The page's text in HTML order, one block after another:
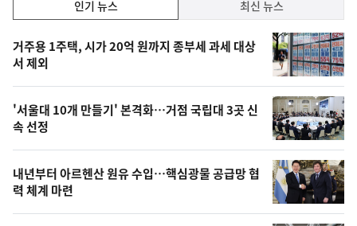
기,
최
신,
오
늘
의
영
상
인기 뉴스 최신 뉴스
기
뉴
스
거주용 1주택, 시가 20억 원까지 종부세 과세 대상
서 제외
'서울대 10개 만들기' 본격화…거점 국립대 3곳 신
속 선정
내년부터 아르헨산 원유 수입…핵심광물 공급망 협
력 체계 마련